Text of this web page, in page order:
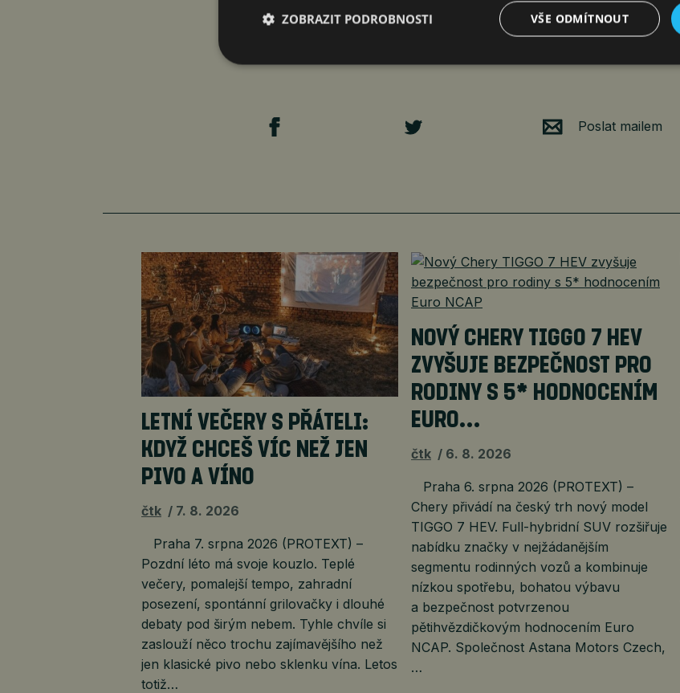
https://www.protext.cz
Poslat mailem
LETNÍ VEČERY S PŘÁTELI:
KDYŽ CHCEŠ VÍC NEŽ JEN
PIVO A VÍNO
čtk 7. 8. 2026
Praha 7. srpna 2026 (PROTEXT) –
Pozdní léto má svoje kouzlo. Teplé
večery, pomalejší tempo, zahradní
posezení, spontánní grilovačky i dlouhé
debaty pod širým nebem. Tyhle chvíle si
zaslouží něco trochu zajímavějšího než
jen klasické pivo nebo sklenku vína. Letos
totiž…
NOVÝ CHERY TIGGO 7 HEV
ZVYŠUJE BEZPEČNOST PRO
RODINY S 5* HODNOCENÍM
EURO…
čtk 6. 8. 2026
Praha 6. srpna 2026 (PROTEXT) –
Chery přivádí na český trh nový model
TIGGO 7 HEV. Full-hybridní SUV rozšiřuje
nabídku značky v nejžádanějším
segmentu rodinných vozů a kombinuje
nízkou spotřebu, bohatou výbavu
a bezpečnost potvrzenou
pětihvězdičkovým hodnocením Euro
NCAP. Společnost Astana Motors Czech,
…
VŠE ODMÍTNOUT
ZOBRAZIT PODROBNOSTI